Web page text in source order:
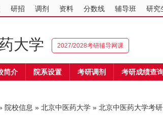
研招 调剂 资料 分数线 辅导班 研究
大学 2027/2028考研辅导网课
简介 院系设置 考研调剂 考研成绩查
院校信息 » 北京中医药大学 » 北京中医药大学考